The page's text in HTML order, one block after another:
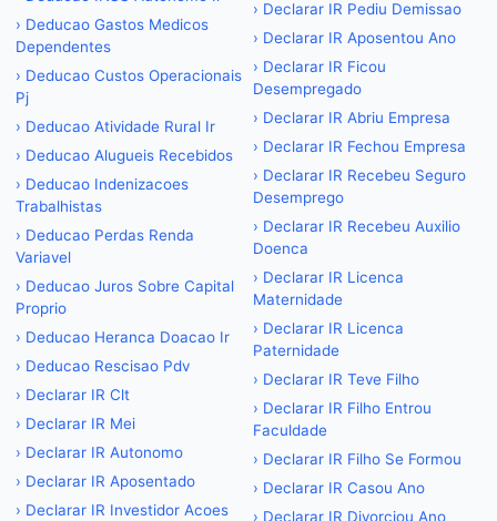
› Deducao Gastos Medicos
Dependentes
› Deducao Custos Operacionais
Pj
› Deducao Atividade Rural Ir
› Deducao Alugueis Recebidos
› Deducao Indenizacoes
Trabalhistas
› Deducao Perdas Renda
Variavel
› Deducao Juros Sobre Capital
Proprio
› Deducao Heranca Doacao Ir
› Deducao Rescisao Pdv
› Declarar IR Clt
› Declarar IR Mei
› Declarar IR Autonomo
› Declarar IR Aposentado
› Declarar IR Investidor Acoes
› Declarar IR Pediu Demissao
› Declarar IR Aposentou Ano
› Declarar IR Ficou
Desempregado
› Declarar IR Abriu Empresa
› Declarar IR Fechou Empresa
› Declarar IR Recebeu Seguro
Desemprego
› Declarar IR Recebeu Auxilio
Doenca
› Declarar IR Licenca
Maternidade
› Declarar IR Licenca
Paternidade
› Declarar IR Teve Filho
› Declarar IR Filho Entrou
Faculdade
› Declarar IR Filho Se Formou
› Declarar IR Casou Ano
› Declarar IR Divorciou Ano